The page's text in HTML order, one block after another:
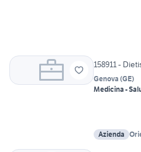
158911 -
Genova (GE)
Medicina -
Azienda